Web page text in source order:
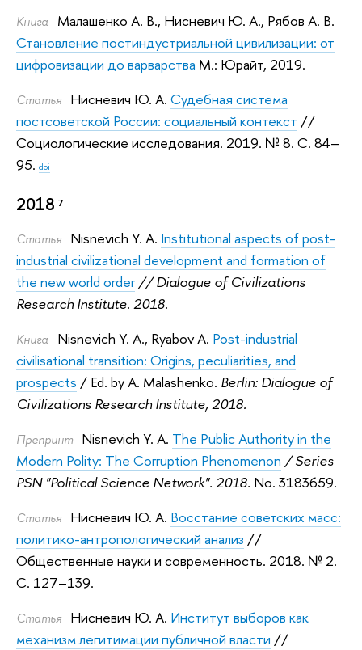
Книга Малашенко А. В., Нисневич Ю. А., Рябов А. В.
Становление постиндустриальной цивилизации: от
цифровизации до варварства М.: Юрайт, 2019.
Статья Нисневич Ю. А. Судебная система
постсоветской России: социальный контекст //
Социологические исследования. 2019. № 8. С. 84–
95. doi
2018 7
Статья Nisnevich Y. A. Institutional aspects of post-
industrial civilizational development and formation of
the new world order // Dialogue of Civilizations
Research Institute. 2018.
Книга Nisnevich Y. A., Ryabov A. Post-industrial
civilisational transition: Origins, peculiarities, and
prospects / Ed. byA. Malashenko. Berlin: Dialogue of
Civilizations Research Institute, 2018.
Препринт Nisnevich Y. A. The Public Authority in the
Modern Polity: The Corruption Phenomenon / Series
PSN "Political Science Network". 2018. No. 3183659.
Статья Нисневич Ю. А. Восстание советских масс:
политико-антропологический анализ //
Общественные науки и современность. 2018. № 2.
С. 127–139.
Статья Нисневич Ю. А. Институт выборов как
механизм легитимации публичной власти //